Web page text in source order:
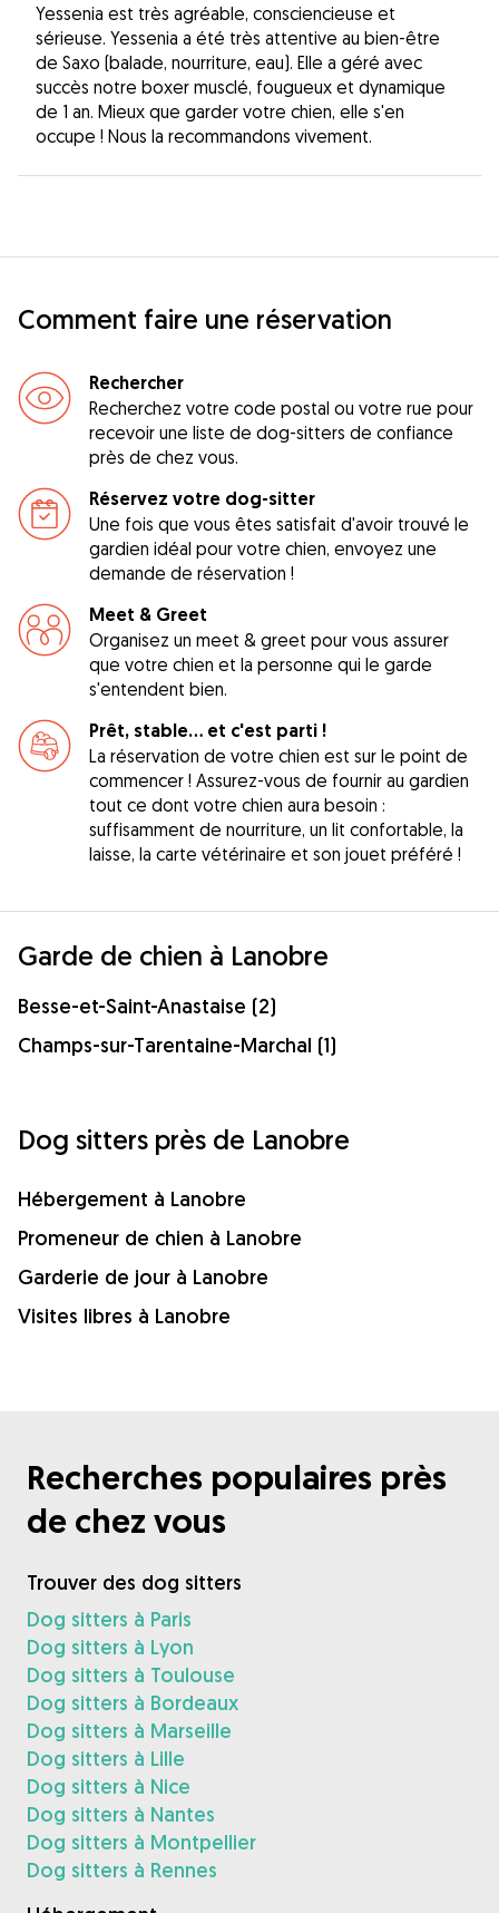
Yessenia est très agréable, consciencieuse et
sérieuse. Yessenia a été très attentive au bien-être
de Saxo (balade, nourriture, eau). Elle a géré avec
succès notre boxer musclé, fougueux et dynamique
de 1 an. Mieux que garder votre chien, elle s'en
occupe ! Nous la recommandons vivement.
Comment faire une réservation
Rechercher
Recherchez votre code postal ou votre rue pour
recevoir une liste de dog-sitters de confiance
près de chez vous.
Réservez votre dog-sitter
Une fois que vous êtes satisfait d'avoir trouvé le
gardien idéal pour votre chien, envoyez une
demande de réservation !
Meet & Greet
Organisez un meet & greet pour vous assurer
que votre chien et la personne qui le garde
s'entendent bien.
Prêt, stable... et c'est parti !
La réservation de votre chien est sur le point de
commencer ! Assurez-vous de fournir au gardien
tout ce dont votre chien aura besoin :
suffisamment de nourriture, un lit confortable, la
laisse, la carte vétérinaire et son jouet préféré !
Garde de chien à Lanobre
Besse-et-Saint-Anastaise (2)
Champs-sur-Tarentaine-Marchal (1)
Dog sitters près de Lanobre
Hébergement à Lanobre
Promeneur de chien à Lanobre
Garderie de jour à Lanobre
Visites libres à Lanobre
Recherches populaires près
de chez vous
Trouver des dog sitters
Dog sitters à Paris
Dog sitters à Lyon
Dog sitters à Toulouse
Dog sitters à Bordeaux
Dog sitters à Marseille
Dog sitters à Lille
Dog sitters à Nice
Dog sitters à Nantes
Dog sitters à Montpellier
Dog sitters à Rennes